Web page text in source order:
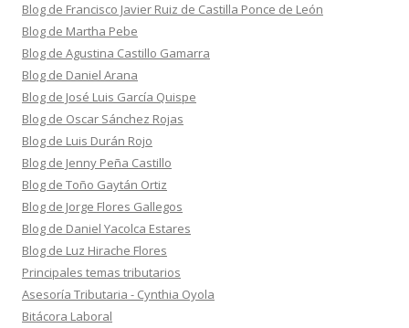
Blog de Francisco Javier Ruiz de Castilla Ponce de León
Blog de Martha Pebe
Blog de Agustina Castillo Gamarra
Blog de Daniel Arana
Blog de José Luis García Quispe
Blog de Oscar Sánchez Rojas
Blog de Luis Durán Rojo
Blog de Jenny Peña Castillo
Blog de Toño Gaytán Ortiz
Blog de Jorge Flores Gallegos
Blog de Daniel Yacolca Estares
Blog de Luz Hirache Flores
Principales temas tributarios
Asesoría Tributaria - Cynthia Oyola
Bitácora Laboral